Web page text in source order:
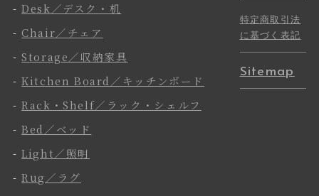
-Desk／デスク・机
- Chair／チェア
-Storage／収納家具
-Kitchen Board／キッチンボード
-Rack・Shelf／ラック・シェルフ
-Bed／ベッド
-Light／照明
-Rug／ラグ
特定商取引法
に基づく表記
Sitemap